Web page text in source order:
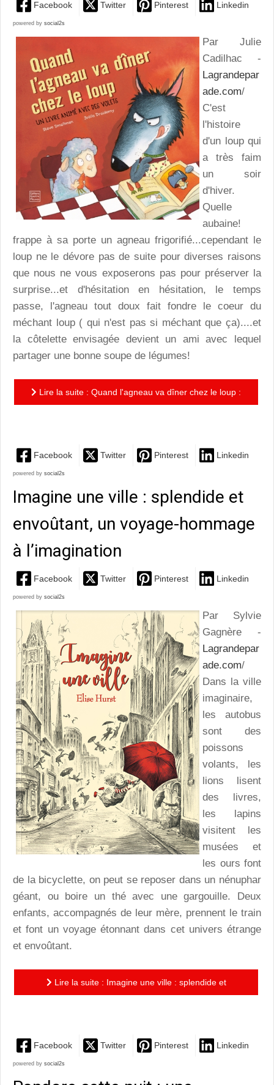
Facebook Twitter Pinterest Linkedin
powered by social2s
Par Julie
Cadilhac -
Lagrandepar
ade.com/
C'est
l'histoire
d'un loup qui
a très faim
un soir
d'hiver.
Quelle
aubaine!
frappe à sa porte un agneau frigorifié...cependant le
loup ne le dévore pas de suite pour diverses raisons
que nous ne vous exposerons pas pour préserver la
surprise...et d'hésitation en hésitation, le temps
passe, l'agneau tout doux fait fondre le coeur du
méchant loup ( qui n'est pas si méchant que ça)....et
la côtelette envisagée devient un ami avec lequel
partager une bonne soupe de légumes!
Lire la suite : Quand l'agneau va dîner chez le loup :
Facebook Twitter Pinterest Linkedin
powered by social2s
Imagine une ville : splendide et
envoûtant, un voyage-hommage
à l’imagination
Facebook Twitter Pinterest Linkedin
powered by social2s
Par Sylvie
Gagnère -
Lagrandepar
ade.com/
Dans la ville
imaginaire,
les autobus
sont des
poissons
volants, les
lions lisent
des livres,
les lapins
visitent les
musées et
les ours font
de la bicyclette, on peut se reposer dans un nénuphar
géant, ou boire un thé avec une gargouille. Deux
enfants, accompagnés de leur mère, prennent le train
et font un voyage étonnant dans cet univers étrange
et envoûtant.
Lire la suite : Imagine une ville : splendide et
Facebook Twitter Pinterest Linkedin
powered by social2s